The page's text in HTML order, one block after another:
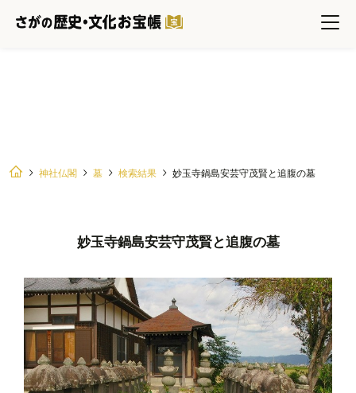
神社仏閣 墓 検索結果 妙玉寺鍋島安芸守茂賢と追腹の墓
妙玉寺鍋島安芸守茂賢と追腹の墓